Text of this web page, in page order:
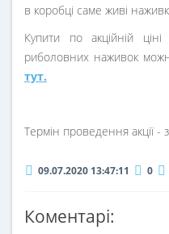
в коробці саме живі
Купити по акційній
риболовних наживок
тут.
Термін проведення акції
09.07.2020 13:47:11 0
Коментарі: